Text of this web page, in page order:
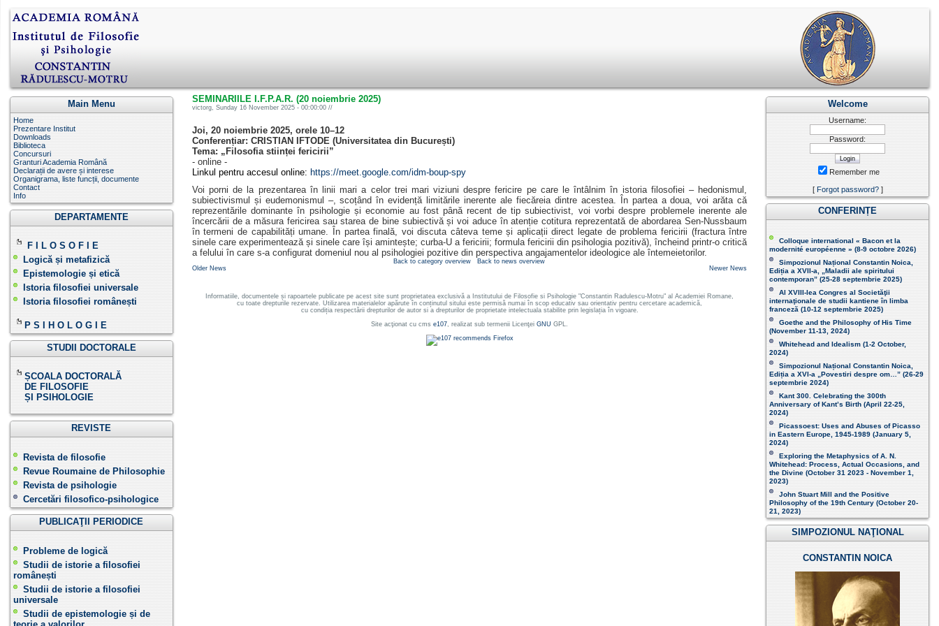
Main Menu
Home
Prezentare Institut
Downloads
Biblioteca
Concursuri
Granturi Academia Română
Declarații de avere și interese
Organigrama, liste funcții, documente
Contact
Info
DEPARTAMENTE
F I L O S O F I E
Logică și metafizică
Epistemologie și etică
Istoria filosofiei universale
Istoria filosofiei românești
P S I H O L O G I E
STUDII DOCTORALE
ȘCOALA DOCTORALĂ
DE FILOSOFIE
ȘI PSIHOLOGIE
REVISTE
Revista de filosofie
Revue Roumaine de Philosophie
Revista de psihologie
Cercetări filosofico-psihologice
PUBLICAŢII PERIODICE
Probleme de logică
Studii de istorie a filosofiei
românești
Studii de istorie a filosofiei
universale
Studii de epistemologie și de
Welcome
Username:
Password:
Remember me
[ Forgot password?]
CONFERINȚE
Colloque international « Bacon et la
modernité européenne » (8-9 octobre 2026 )
Simpozionul Național Constantin Noica,
Ediția a XVII-a, „Maladii ale spiritului
contemporan ” (25-28 septembrie 2025 )
Al XVIII-lea Congres al Societăţii
internaţionale de studii kantiene în limba
franceză (10-12 septembrie 2025)
Goethe and the Philosophy of His Time
(November 11-13, 2024 )
Whitehead and Idealism (1-2 October,
2024)
Simpozionul Național Constantin Noica,
Ediția a XVI-a „Povestiri despre om…” (26-29
septembrie 2024)
Kant 300. Celebrating the 300th
Anniversary of Kant’s Birth (April 22-25,
2024)
Picassoest: Uses and Abuses of Picasso
in Eastern Europe, 1945-1989 (January 5,
2024)
Exploring the Metaphysics of A. N.
Whitehead: Process, Actual Occasions, and
the Divine (October 31 2023 - November 1,
2023)
John Stuart Mill and the Positive
Philosophy of the 19th Century (October 20-
21, 2023 )
SIMPOZIONUL NAŢIONAL
CONSTANTIN NOICA
SEMINARIILE I.F.P.A.R. (20 noiembrie 2025)
victorg, Sunday 16 November 2025 - 00:00:00 //
Joi, 20 noiembrie 2025, orele 10–12
Conferențiar: CRISTIAN IFTODE (Universitatea din București)
Tema: „Filosofia stiinței fericirii”
- online -
Linkul pentru accesul online: https://meet.google.com/idm-boup-spy
Voi porni de la prezentarea în linii mari a celor trei mari viziuni despre fericire pe care le întâlnim în istoria filosofiei – hedonismul,
subiectivismul și eudemonismul –, scoțând în evidență limitările inerente ale fiecăreia dintre acestea. În partea a doua, voi arăta că
reprezentările dominante în psihologie și economie au fost până recent de tip subiectivist, voi vorbi despre problemele inerente ale
încercării de a măsura fericirea sau starea de bine subiectivă și voi aduce în atenție cotitura reprezentată de abordarea Sen-Nussbaum
în termeni de capabilități umane. În partea finală, voi discuta câteva teme și aplicații direct legate de problema fericirii (fractura între
sinele care experimentează și sinele care își amintește; curba-U a fericirii; formula fericirii din psihologia pozitivă), încheind printr-o critică
a felului în care s-a configurat domeniul nou al psihologiei pozitive din perspectiva angajamentelor ideologice ale întemeietorilor.
Back to category overview
Back to news overview
Older News
Newer News
Informatiile, documentele și rapoartele publicate pe acest site sunt proprietatea exclusivă a Institutului de Filosofie si Psihologie "Constantin Radulescu-Motru" al Academiei Romane,
cu toate drepturile rezervate. Utilizarea materialelor apărute în conținutul sitului este permisă numai în scop educativ sau orientativ pentru cercetare academică,
cu condiția respectării drepturilor de autor si a drepturilor de proprietate intelectuala stabilite prin legislația în vigoare.
Site acţionat cu cms e107, realizat sub termenii Licenţei GNU GPL.